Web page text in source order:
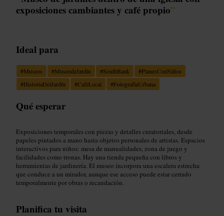
exposiciones cambiantes y café propio”
Ideal para
#Museos #MuseodeJardín #SouthBank #PlanesConNiños
#HistoriaDelJardín #CaféLocal #FotografíaUrbana
Qué esperar
Exposiciones temporales con piezas y detalles curatoriales, desde
papeles pintados a mano hasta objetos personales de artistas. Espacios
interactivos para niños: mesa de manualidades, zona de juego y
facilidades como tronas. Hay una tienda pequeña con libros y
herramientas de jardinería. El museo incorpora una escalera estrecha
que conduce a un mirador, aunque ese acceso puede estar cerrado
temporalmente por obras o recaudación.
Planifica tu visita